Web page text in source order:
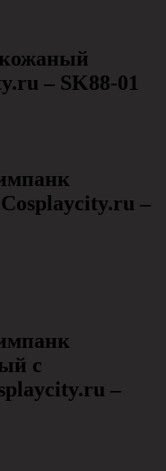
– SK88-01
–
с
–